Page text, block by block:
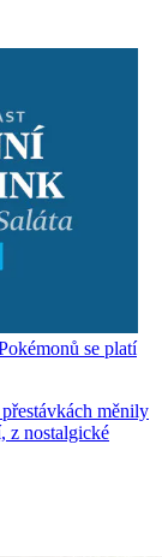
se platí
měnily
z nostalgické